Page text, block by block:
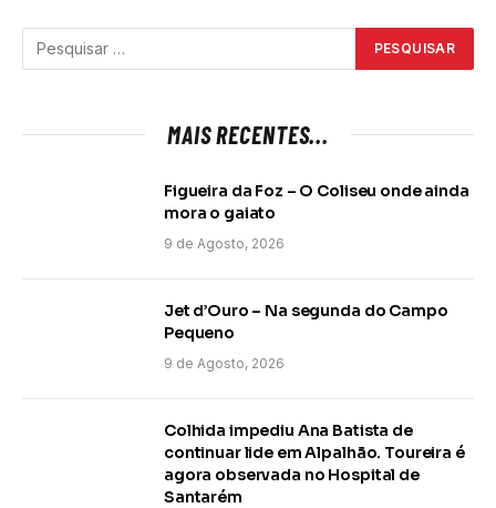
MAIS RECENTES...
Figueira da Foz – O Coliseu onde ainda
mora o gaiato
9 de Agosto, 2026
Jet d’Ouro – Na segunda do Campo
Pequeno
9 de Agosto, 2026
Colhida impediu Ana Batista de
continuar lide em Alpalhão. Toureira é
agora observada no Hospital de
Santarém